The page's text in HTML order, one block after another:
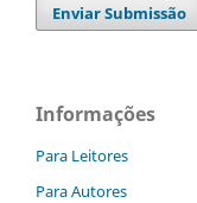
Enviar Submissão
Informações
Para Leitores
Para Autores